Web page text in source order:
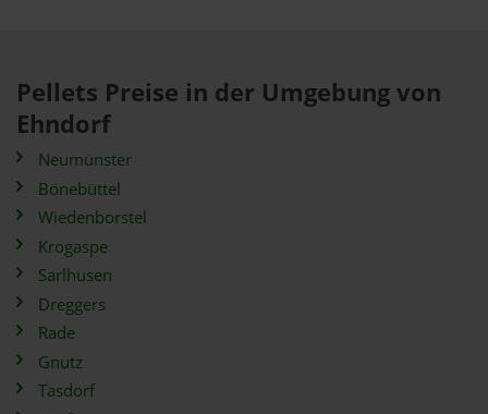
Pellets Preise in der Umgebung von
Ehndorf
Neumünster
Bönebüttel
Wiedenborstel
Krogaspe
Sarlhusen
Dreggers
Rade
Gnutz
Tasdorf